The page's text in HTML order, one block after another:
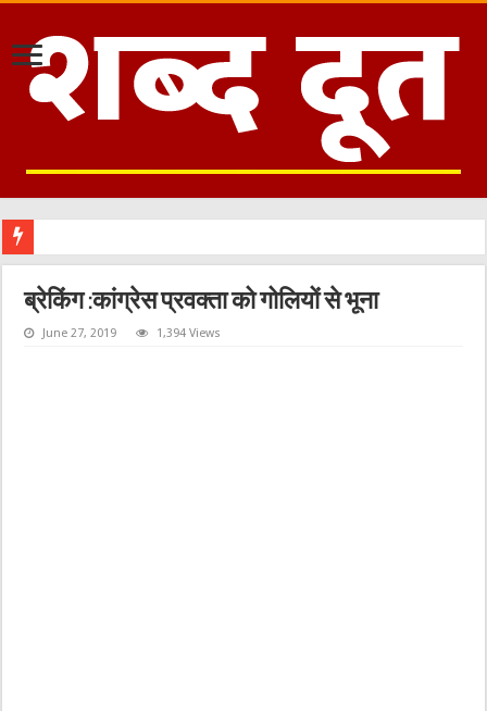
ब्रेकिंग :कांग्रेस प्रवक्ता को गोलियों से भूना
June 27, 2019 1,394 Views